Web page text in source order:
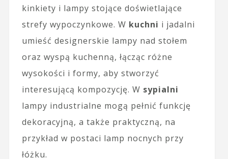
kinkiety i lampy stojące doświetlające
strefy wypoczynkowe. W kuchni i jadalni
umieść designerskie lampy nad stołem
oraz wyspą kuchenną, łącząc różne
wysokości i formy, aby stworzyć
interesującą kompozycję. W sypialni
lampy industrialne mogą pełnić funkcję
dekoracyjną, a także praktyczną, na
przykład w postaci lamp nocnych przy
łóżku.